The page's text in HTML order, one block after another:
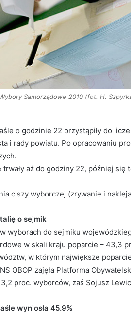
Wybory Samorządowe 2010 (fot. H.
o godzinie 22 przystąpiły do
i rady powiatu. Po opracowaniu
aż do godziny 22, później się
ciszy wyborczej (zrywanie i
o sejmik
wyborach do sejmiku
w skali kraju poparcie – 43,3
w którym największe
OBOP zajęła Platforma
proc. wyborców, zaś Sojusz
wyniosła 45.9%